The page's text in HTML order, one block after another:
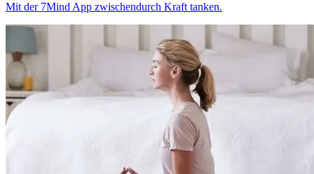
Mit der 7Mind App zwischendurch Kraft tanken.